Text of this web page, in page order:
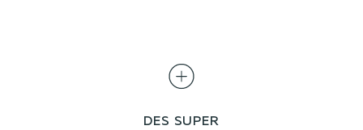
DES SUPER